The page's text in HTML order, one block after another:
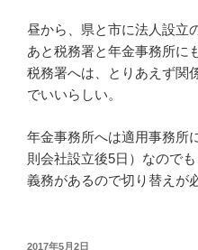
昼から、県と市に法人設立
あと税務署と年金事務所に
税務署へは、とりあえず関
でいいらしい。
年金事務所へは適用事務所
則会社設立後5日）なので
義務があるので切り替えが
投
2017年5月2日